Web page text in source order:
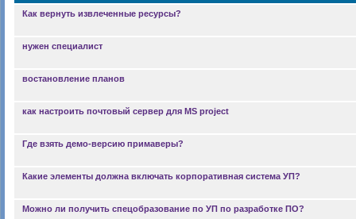
Как вернуть извлеченные ресурсы?
нужен специалист
востановление планов
как настроить почтовый сервер для MS project
Где взять демо-версию примаверы?
Какие элементы должна включать корпоративная система УП?
Можно ли получить спецобразование по УП по разработке ПО?